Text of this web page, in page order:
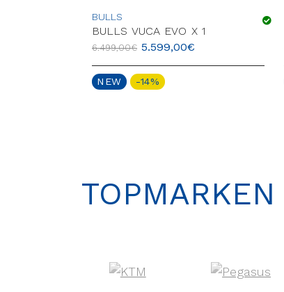
BULLS
BULLS VUCA EVO X 1
6.499,00€ 5.599,00€
NEW -14%
TOPMARKEN